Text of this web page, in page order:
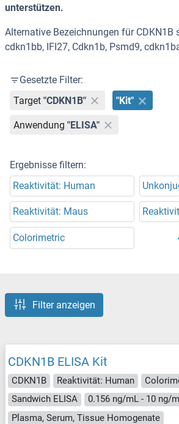
unterstützen.
Alternative Bezeichnungen für CDKN1B
cdkn1bb, IFI27, Cdkn1b, Psmd9,
Gesetzte Filter:
Target "CDKN1B" "Kit"
Anwendung "ELISA"
Ergebnisse filtern:
Reaktivität: Human
Reaktivität: Maus
Colorimetric
Filter anzeigen
CDKN1B ELISA Kit
CDKN1B Reaktivität: Human
Sandwich ELISA
0.156 ng/mL - 10 ng/
Plasma, Serum, Tissue Homogenate